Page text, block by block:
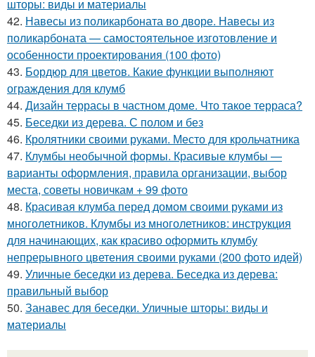
шторы: виды и материалы
42. Навесы из поликарбоната во дворе. Навесы из
поликарбоната — самостоятельное изготовление и
особенности проектирования (100 фото)
43. Бордюр для цветов. Какие функции выполняют
ограждения для клумб
44. Дизайн террасы в частном доме. Что такое терраса?
45. Беседки из дерева. С полом и без
46. Кролятники своими руками. Место для крольчатника
47. Клумбы необычной формы. Красивые клумбы —
варианты оформления, правила организации, выбор
места, советы новичкам + 99 фото
48. Красивая клумба перед домом своими руками из
многолетников. Клумбы из многолетников: инструкция
для начинающих, как красиво оформить клумбу
непрерывного цветения своими руками (200 фото идей)
49. Уличные беседки из дерева. Беседка из дерева:
правильный выбор
50. Занавес для беседки. Уличные шторы: виды и
материалы